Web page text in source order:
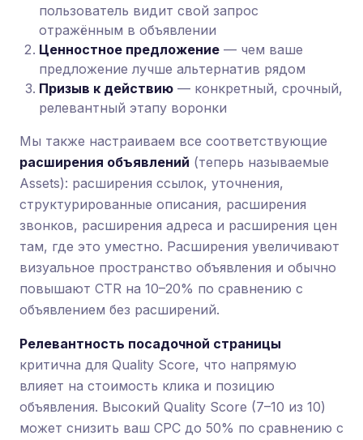
пользователь видит свой запрос
отражённым в объявлении
Ценностное предложение — чем ваше
предложение лучше альтернатив рядом
Призыв к действию — конкретный, срочный,
релевантный этапу воронки
Мы также настраиваем все соответствующие
расширения объявлений (теперь называемые
Assets): расширения ссылок, уточнения,
структурированные описания, расширения
звонков, расширения адреса и расширения цен
там, где это уместно. Расширения увеличивают
визуальное пространство объявления и обычно
повышают CTR на 10–20% по сравнению с
объявлением без расширений.
Релевантность посадочной страницы
критична для Quality Score, что напрямую
влияет на стоимость клика и позицию
объявления. Высокий Quality Score (7–10 из 10)
может снизить ваш CPC до 50% по сравнению с